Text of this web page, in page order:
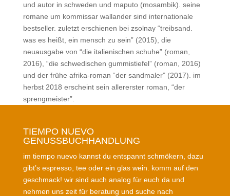
und autor in schweden und maputo (mosambik). seine
romane um kommissar wallander sind internationale
bestseller. zuletzt erschienen bei zsolnay “treibsand.
was es heißt, ein mensch zu sein” (2015), die
neuausgabe von “die italienischen schuhe” (roman,
2016), “die schwedischen gummistiefel” (roman, 2016)
und der frühe afrika-roman “der sandmaler” (2017). im
herbst 2018 erscheint sein allererster roman, “der
sprengmeister”.
TIEMPO NUEVO
GENUSSBUCHHANDLUNG
im tiempo nuevo kannst du entspannt schmökern, dazu
gibt’s espresso, tee oder ein glas wein. komm auf den
geschmack! wir sind auch analog für euch da und
nehmen uns zeit für beratung und suche nach